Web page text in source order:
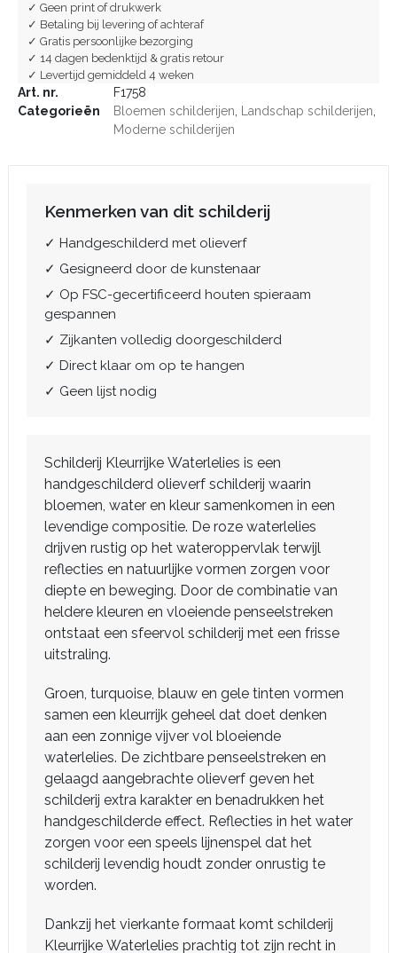
✓ Geen print of drukwerk
✓ Betaling bij levering of achteraf
✓ Gratis persoonlijke bezorging
✓ 14 dagen bedenktijd & gratis retour
✓ Levertijd gemiddeld 4 weken
Art. nr.
F1758
Categorieën
Bloemen schilderijen Landschap schilderijen
Moderne schilderijen
Kenmerken van dit schilderij
✓ Handgeschilderd met olieverf
✓ Gesigneerd door de kunstenaar
✓ Op FSC-gecertificeerd houten spieraam
gespannen
✓ Zijkanten volledig doorgeschilderd
✓ Direct klaar om op te hangen
✓ Geen lijst nodig
Schilderij Kleurrijke Waterlelies is een
handgeschilderd olieverf schilderij waarin
bloemen, water en kleur samenkomen in een
levendige compositie. De roze waterlelies
drijven rustig op het wateroppervlak terwijl
reflecties en natuurlijke vormen zorgen voor
diepte en beweging. Door de combinatie van
heldere kleuren en vloeiende penseelstreken
ontstaat een sfeervol schilderij met een frisse
uitstraling.
Groen, turquoise, blauw en gele tinten vormen
samen een kleurrijk geheel dat doet denken
aan een zonnige vijver vol bloeiende
waterlelies. De zichtbare penseelstreken en
gelaagd aangebrachte olieverf geven het
schilderij extra karakter en benadrukken het
handgeschilderde effect. Reflecties in het water
zorgen voor een speels lijnenspel dat het
schilderij levendig houdt zonder onrustig te
worden.
Dankzij het vierkante formaat komt schilderij
Kleurrijke Waterlelies prachtig tot zijn recht in